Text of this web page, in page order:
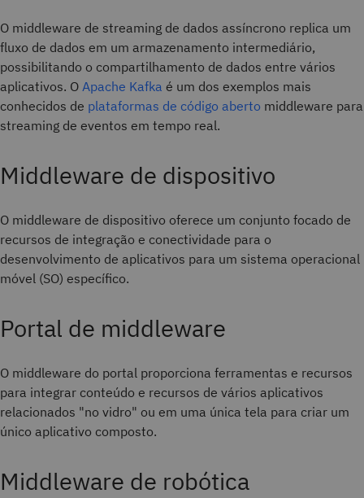
O middleware de streaming de dados assíncrono replica um
fluxo de dados em um armazenamento intermediário,
possibilitando o compartilhamento de dados entre vários
aplicativos. O Apache Kafka é um dos exemplos mais
conhecidos de plataformas de código aberto middleware para
streaming de eventos em tempo real.
Middleware de dispositivo
O middleware de dispositivo oferece um conjunto focado de
recursos de integração e conectividade para o
desenvolvimento de aplicativos para um sistema operacional
móvel (SO) específico.
Portal de middleware
O middleware do portal proporciona ferramentas e recursos
para integrar conteúdo e recursos de vários aplicativos
relacionados "no vidro" ou em uma única tela para criar um
único aplicativo composto.
Middleware de robótica